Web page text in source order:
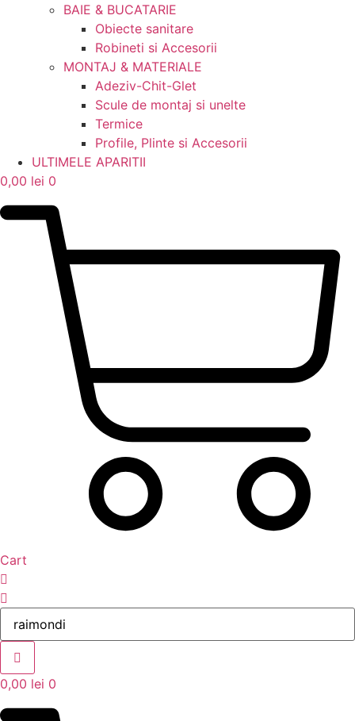
BAIE & BUCATARIE
Obiecte sanitare
Robineti si Accesorii
MONTAJ & MATERIALE
Adeziv-Chit-Glet
Scule de montaj si unelte
Termice
Profile, Plinte si Accesorii
ULTIMELE APARITII
0,00 lei 0
Cart
0,00 lei 0